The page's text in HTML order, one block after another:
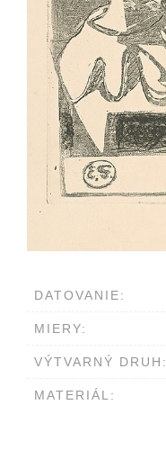
DATOVANIE:
MIERY:
VÝTVARNÝ DRUH:
MATERIÁL: